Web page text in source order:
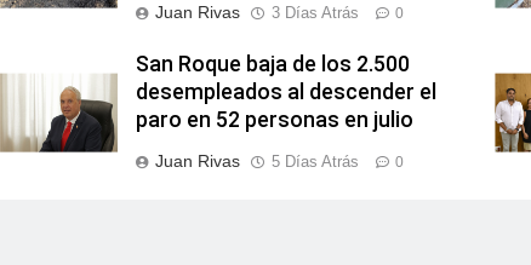
Juan Rivas 3 Días Atrás 0
San Roque baja de los 2.500
desempleados al descender el
paro en 52 personas en julio
Juan Rivas 5 Días Atrás 0